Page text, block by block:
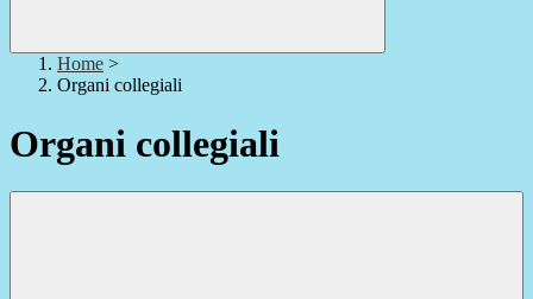
Home >
Organi collegiali
Organi collegiali